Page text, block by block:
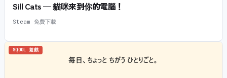
Sill Cats — 貓咪來到你的電腦！
Steam 免費下載
SQOOL 遊戲